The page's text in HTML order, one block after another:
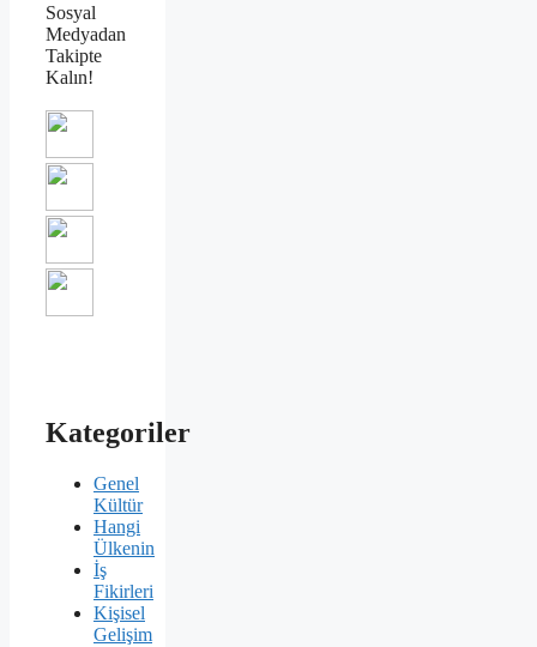
Sosyal
Medyadan
Takipte
Kalın!
Kategoriler
Genel
Kültür
Hangi
Ülkenin
İş
Fikirleri
Kişisel
Gelişim